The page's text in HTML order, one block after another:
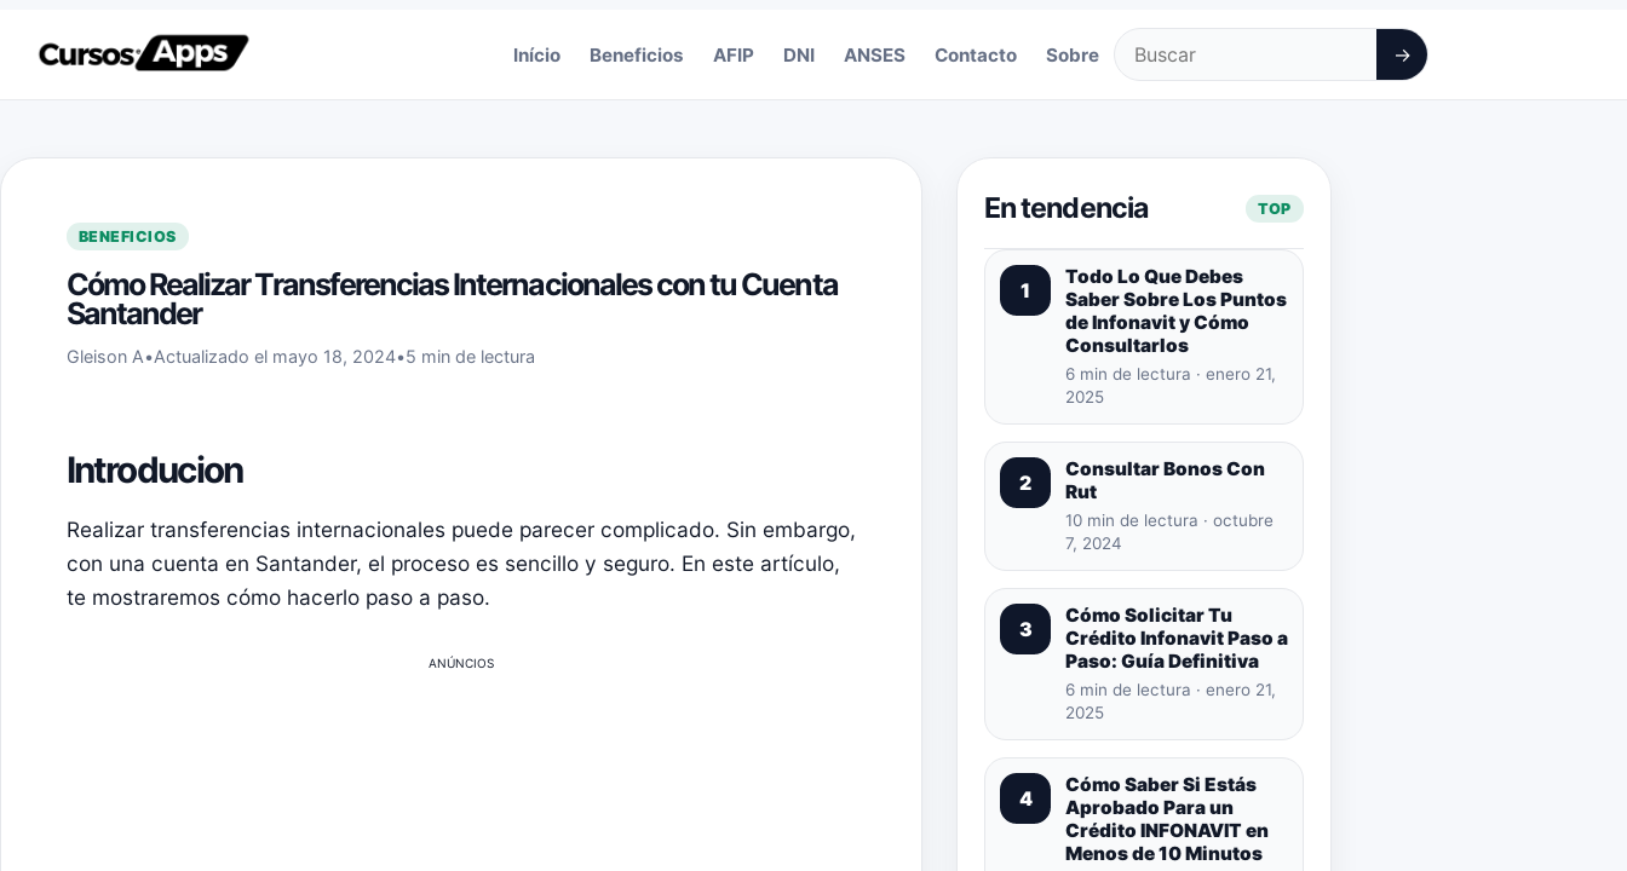
Início Beneficios AFIP DNI ANSES Contacto Sobre
Buscar
→
BENEFICIOS
Cómo Realizar Transferencias Internacionales con tu Cuenta
Santander
Gleison A•Actualizado el mayo 18, 2024•5 min de lectura
Introducion
Realizar transferencias internacionales puede parecer complicado. Sin embargo,
con una cuenta en Santander, el proceso es sencillo y seguro. En este artículo,
te mostraremos cómo hacerlo paso a paso.
ANÚNCIOS
En tendencia TOP
1
Todo Lo Que Debes
Saber Sobre Los Puntos
de Infonavit y Cómo
Consultarlos
6 min de lectura · enero 21,
2025
2
Consultar Bonos Con
Rut
10 min de lectura · octubre
7, 2024
3
Cómo Solicitar Tu
Crédito Infonavit Paso a
Paso: Guía Definitiva
6 min de lectura · enero 21,
2025
4
Cómo Saber Si Estás
Aprobado Para un
Crédito INFONAVIT en
Menos de 10 Minutos